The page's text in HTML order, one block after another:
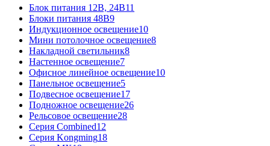
Блок питания 12В, 24В11
Блоки питания 48В9
Индукционное освещение10
Мини потолочное освещение8
Накладной светильник8
Настенное освещение7
Офисное линейное освещение10
Панельное освещение5
Подвесное освещение17
Подножное освещение26
Рельсовое освещение28
Серия Combined12
Серия Kongming18